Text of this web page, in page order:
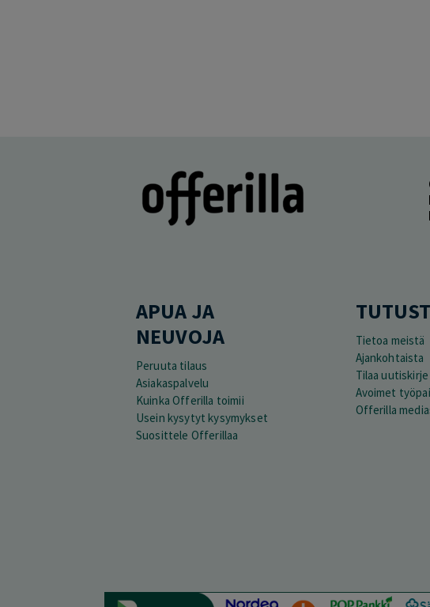
APUA JA
NEUVOJA
Peruuta tilaus
Asiakaspalvelu
Kuinka Offerilla toimii
Usein kysytyt kysymykset
Suosittele Offerillaa
Tietoa meistä
Ajankohtaista
Tilaa uutiskirje
Avoimet
Offerilla